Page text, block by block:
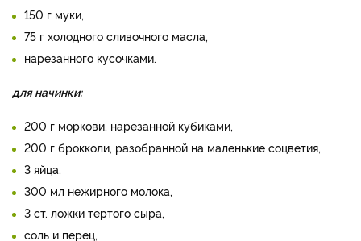
150 г муки,
75 г холодного сливочного масла,
нарезанного кусочками.
для начинки:
200 г моркови, нарезанной кубиками,
200 г брокколи, разобранной на маленькие соцветия,
3 яйца,
300 мл нежирного молока,
3 ст. ложки тертого сыра,
соль и перец,